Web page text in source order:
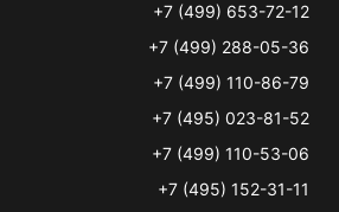
+7 (499) 653-72-12
+7 (499) 288-05-36
+7 (499) 110-86-79
+7 (495) 023-81-52
+7 (499) 110-53-06
+7 (495) 152-31-11